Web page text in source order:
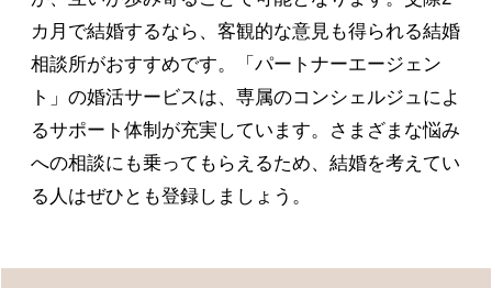
カ月で結婚するなら、客観的な意見も得られる結婚
相談所がおすすめです。「パートナーエージェン
ト」の婚活サービスは、専属のコンシェルジュによ
るサポート体制が充実しています。さまざまな悩み
への相談にも乗ってもらえるため、結婚を考えてい
る人はぜひとも登録しましょう。